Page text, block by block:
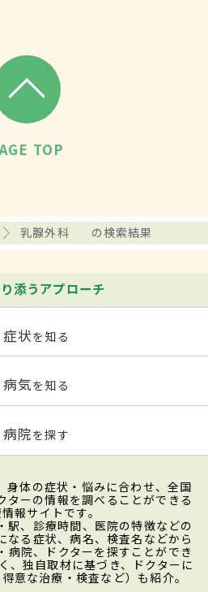
TOP
乳腺外科 の検索結果
添うアプローチ
症状を知る
病気を知る
病院を探す
身体の症状・悩みに合わせ、全国
ターの情報を調べることができる
報サイトです。
駅、診療時間、医院の特徴などの
なる症状、病名、検査名などから
病院、ドクターを探すことができ
、独自取材に基づき、ドクターに
意な治療・検査など）も紹介。